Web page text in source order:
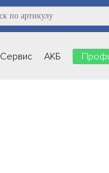
Сервис АКБ